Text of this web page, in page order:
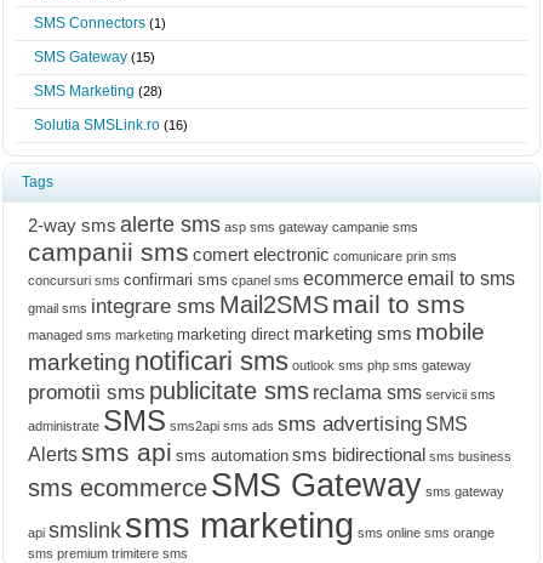
SMS Connectors (1)
SMS Gateway (15)
SMS Marketing (28)
Solutia SMSLink.ro (16)
Tags
2-way sms alerte sms asp sms gateway campanie sms
campanii sms comert electronic comunicare prin sms
concursuri sms confirmari sms cpanel sms ecommerceemail to sms
gmail sms integrare sms Mail2SMSmail to sms
managed sms marketing marketing direct marketing sms mobile
marketing notificari sms outlook sms php sms gateway
promotii sms publicitate sms reclama sms servicii sms
administrate SMS sms2api sms ads sms advertising SMS
Alertssms api sms automation sms bidirectional sms business
sms ecommerceSMS Gateway sms gateway
api smslinksms marketing sms online sms orange
sms premium trimitere sms